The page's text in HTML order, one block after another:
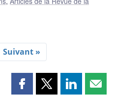
Suivant »
PartagerPartagerPartager